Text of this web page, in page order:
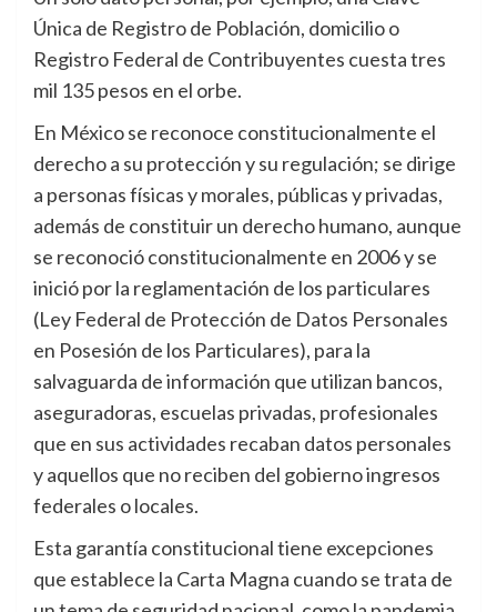
Única de Registro de Población, domicilio o
Registro Federal de Contribuyentes cuesta tres
mil 135 pesos en el orbe.
En México se reconoce constitucionalmente el
derecho a su protección y su regulación; se dirige
a personas físicas y morales, públicas y privadas,
además de constituir un derecho humano, aunque
se reconoció constitucionalmente en 2006 y se
inició por la reglamentación de los particulares
(Ley Federal de Protección de Datos Personales
en Posesión de los Particulares), para la
salvaguarda de información que utilizan bancos,
aseguradoras, escuelas privadas, profesionales
que en sus actividades recaban datos personales
y aquellos que no reciben del gobierno ingresos
federales o locales.
Esta garantía constitucional tiene excepciones
que establece la Carta Magna cuando se trata de